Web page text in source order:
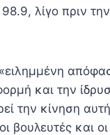
λίγο πριν
και την
την κίνηση
βουλευτές και